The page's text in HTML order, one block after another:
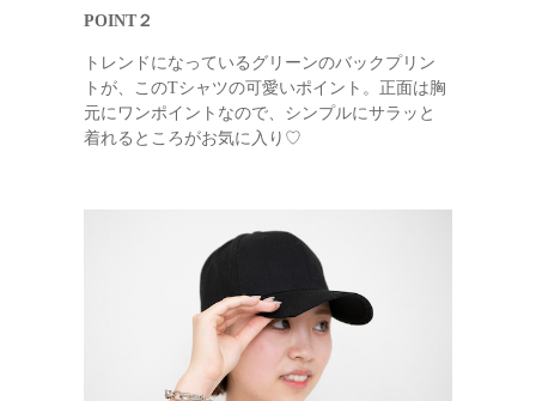
POINT２
トレンドになっているグリーンのバックプリン
トが、このTシャツの可愛いポイント。正面は胸
元にワンポイントなので、シンプルにサラッと
着れるところがお気に入り♡